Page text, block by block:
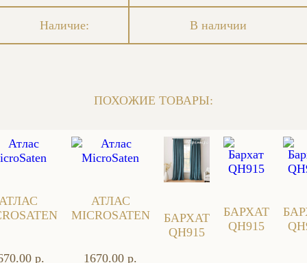
Наличие: В наличии
ПОХОЖИЕ ТОВАРЫ:
р.
АТЛАС
MICROSATEN
1670.00 р.
БАРХАТ
QH915
БАРХАТ
QH915